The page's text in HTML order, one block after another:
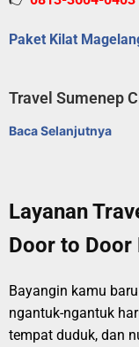
Paket Kilat
Travel Sumenep
Baca Selanjutnya
Layanan
Door to Door
Bayangin kamu
ngantuk-ngantuk
tempat duduk, dan